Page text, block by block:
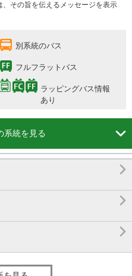
その旨を伝えるメッセージを表示
別系統のバス
フルフラットバス
ラッピングバス情報
あり
系統を見る 


